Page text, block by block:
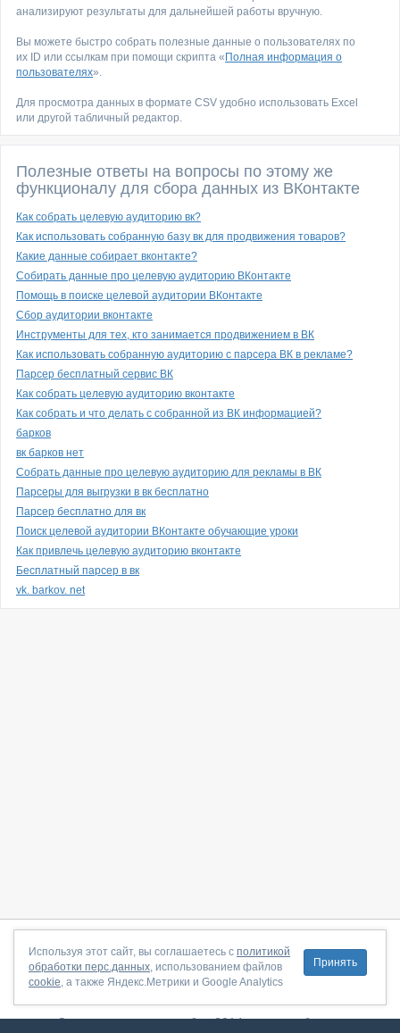
анализируют результаты для дальнейшей работы вручную.
Вы можете быстро собрать полезные данные о пользователях по
их ID или ссылкам при помощи скрипта « Полная информация о
пользователях».
Для просмотра данных в формате CSV удобно использовать Excel
или другой табличный редактор.
Полезные ответы на вопросы по этому же
функционалу для сбора данных из ВКонтакте
Как собрать целевую аудиторию вк?
Как использовать собранную базу вк для продвижения товаров?
Какие данные собирает вконтакте?
Собирать данные про целевую аудиторию ВКонтакте
Помощь в поиске целевой аудитории ВКонтакте
Сбор аудитории вконтакте
Инструменты для тех, кто занимается продвижением в ВК
Как использовать собранную аудиторию с парсера ВК в рекламе?
Парсер бесплатный сервис ВК
Как собрать целевую аудиторию вконтакте
Как собрать и что делать с собранной из ВК информацией?
барков
вк барков нет
Собрать данные про целевую аудиторию для рекламы в ВК
Парсеры для выгрузки в вк бесплатно
Парсер бесплатно для вк
Поиск целевой аудитории ВКонтакте обучающие уроки
Как привлечь целевую аудиторию вконтакте
Бесплатный парсер в вк
vk. barkov. net
О сайте|С чего начать|Контакты|Партнёрская программа
Договор-оферта|Политика конфиденциальности
Правила пользования
Сервис запущен в ноябре 2014, свежее обновление от
Принять
Используя этот сайт, вы соглашаетесь с политикой
обработки перс.данных, использованием файлов
cookie, а также Яндекс.Метрики и Google Analytics